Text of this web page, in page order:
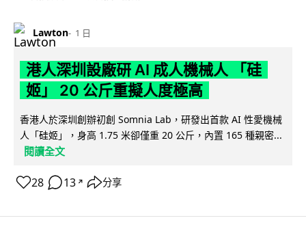
Lawton 1 日
港人深圳設廠研 AI 成人機械人 「硅
姬」 20 公斤重擬人度極高
香港人於深圳創辦初創 Somnia Lab，研發出首款 AI 性愛機械
人「硅姬」，身高 1.75 米卻僅重 20 公斤，內置 165 種親密...
閱讀全文
28 13 ↗ 分享